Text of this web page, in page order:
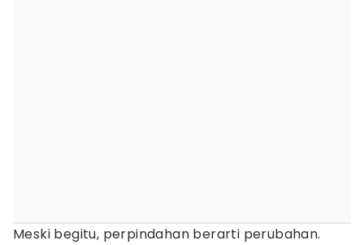
Meski begitu, perpindahan berarti perubahan.